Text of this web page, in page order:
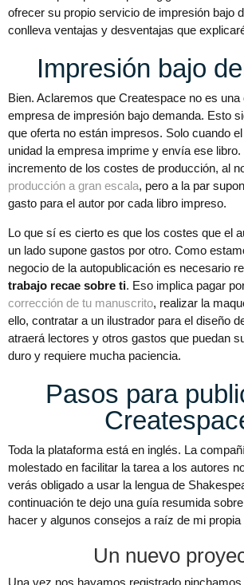
ofrecer su propio servicio de impresión bajo
conlleva ventajas y desventajas que
Impresión bajo
Bien. Aclaremos que Createspace no es una
empresa de impresión bajo demanda. Esto
que oferta no están impresos. Solo cuando
unidad la empresa imprime y envía ese
incremento de los costes de producción, al
producción a gran escala, pero a la par
gasto para el autor por cada libro impreso.
Lo que sí es cierto es que los costes que el
un lado supone gastos por otro. Como
negocio de la autopublicación es necesario
trabajo recae sobre ti. Eso implica pagar
corrección de tu manuscrito, realizar la
ello, contratar a un ilustrador para el diseño
atraerá lectores y otros gastos que puedan
duro y requiere mucha paciencia.
Pasos para
Toda la plataforma está en inglés. La
molestado en facilitar la tarea a los autores
verás obligado a usar la lengua de
continuación te dejo una guía resumida
hacer y algunos consejos a raíz de mi propia
Un nuevo
Una vez nos hayamos registrado pinchamos